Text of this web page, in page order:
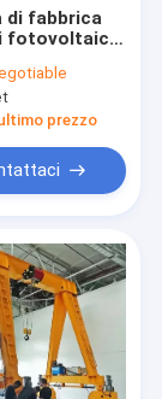
di fabbrica
fotovoltaici
Capacità
di
4-18m
prezzo